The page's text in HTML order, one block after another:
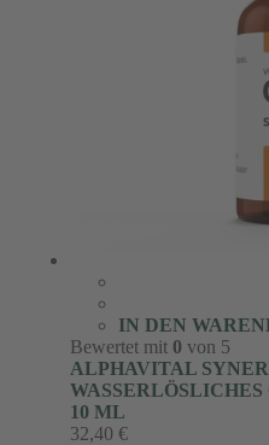
IN DEN
Bewertet mit 0 von 5
ALPHAVITAL
10 ML
32,40 €